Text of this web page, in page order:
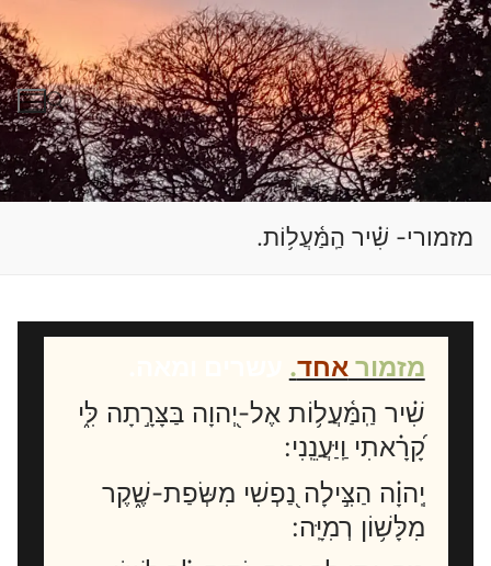
דלג
לתוכן
חפש:
מזמורי- שִׁ֗יר הַֽמַּ֫עֲל֥וֹת.
מזמוראחד.
שִׁ֗יר הַֽמַּ֫עֲל֥וֹת אֶל-יְ֭הוָה בַּצָּרָ֣תָה לִּ֑י
קָ֝רָ֗אתִי וַֽיַּעֲנֵֽנִי:
יְֽהוָ֗ה הַצִּ֣ילָה נַ֭פְשִׁי מִשְּׂפַת-שֶׁ֑קֶר
מִלָּשׁ֥וֹן רְמִיָּֽה: